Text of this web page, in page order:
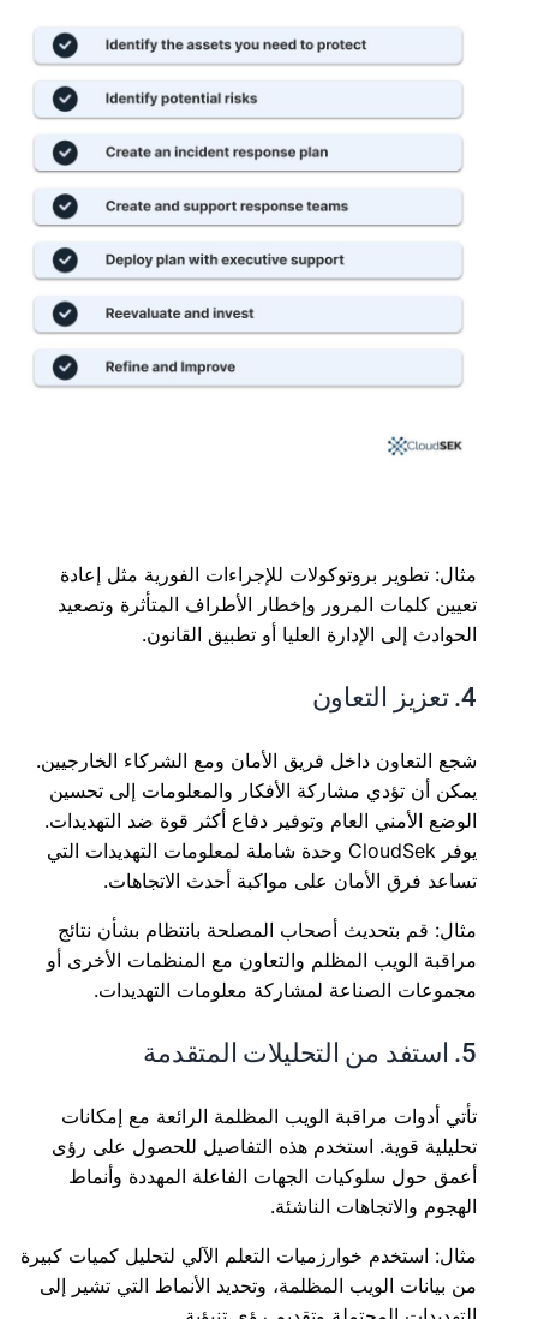
مثال: تطوير بروتوكولات للإجراءات الفورية مثل إعادة
تعيين كلمات المرور وإخطار الأطراف المتأثرة وتصعيد
الحوادث إلى الإدارة العليا أو تطبيق القانون.
4. تعزيز التعاون
شجع التعاون داخل فريق الأمان ومع الشركاء الخارجيين.
يمكن أن تؤدي مشاركة الأفكار والمعلومات إلى تحسين
الوضع الأمني العام وتوفير دفاع أكثر قوة ضد التهديدات.
يوفر CloudSek وحدة شاملة لمعلومات التهديدات التي
تساعد فرق الأمان على مواكبة أحدث الاتجاهات.
مثال: قم بتحديث أصحاب المصلحة بانتظام بشأن نتائج
مراقبة الويب المظلم والتعاون مع المنظمات الأخرى أو
مجموعات الصناعة لمشاركة معلومات التهديدات.
5. استفد من التحليلات المتقدمة
تأتي أدوات مراقبة الويب المظلمة الرائعة مع إمكانات
تحليلية قوية. استخدم هذه التفاصيل للحصول على رؤى
أعمق حول سلوكيات الجهات الفاعلة المهددة وأنماط
الهجوم والاتجاهات الناشئة.
مثال: استخدم خوارزميات التعلم الآلي لتحليل كميات كبيرة
من بيانات الويب المظلمة، وتحديد الأنماط التي تشير إلى